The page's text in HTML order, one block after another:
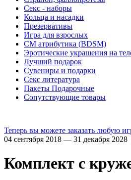
Секс - наборы
Кольца и насадки
Презервативы
Игра для взрослых
СМ атрибутика (BDSM)
Эротические украшения на
Лучший подарок
Сувениры и подарки
Секс литература
Пакеты Подарочные
Сопутствующие товары
Теперь вы можете заказать любую
04 сентября 2018 — 31 декабря 2028
Комплект с